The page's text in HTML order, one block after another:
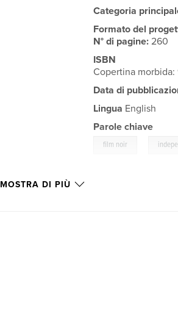
Categoria
Formato del
N° di pagine:260
ISBN
Copertina morbida:
Data di
Lingua English
Parole chiave
film noir
MOSTRA DI PIÙ